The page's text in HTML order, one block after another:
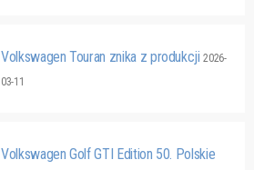
Volkswagen Touran znika z produkcji2026-
03-11
Volkswagen Golf GTI Edition 50. Polskie